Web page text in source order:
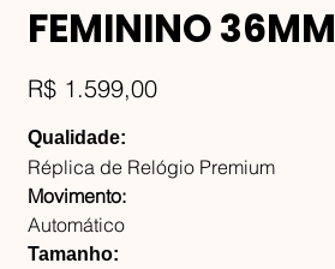
FEMININO 36MM
Preço
R$ 1.599,00
Qualidade:
Réplica de Relógio Premium
Movimento:
Automático
Tamanho: